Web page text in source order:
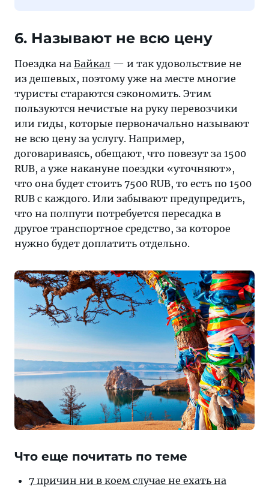
6. Называют не всю цену
Поездка на Байкал — и так удовольствие не
из дешевых, поэтому уже на месте многие
туристы стараются сэкономить. Этим
пользуются нечистые на руку перевозчики
или гиды, которые первоначально называют
не всю цену за услугу. Например,
договариваясь, обещают, что повезут за 1500
RUB, а уже накануне поездки «уточняют»,
что она будет стоить 7500 RUB, то есть по 1500
RUB с каждого. Или забывают предупредить,
что на полпути потребуется пересадка в
другое транспортное средство, за которое
нужно будет доплатить отдельно.
Что еще почитать по теме
7 причин ни в коем случае не ехать на